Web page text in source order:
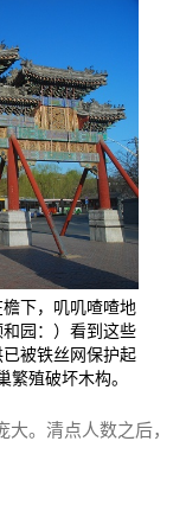
下，叽叽喳喳地
园：）看到这些
被铁丝网保护起
殖破坏木构。
。清点人数之后，